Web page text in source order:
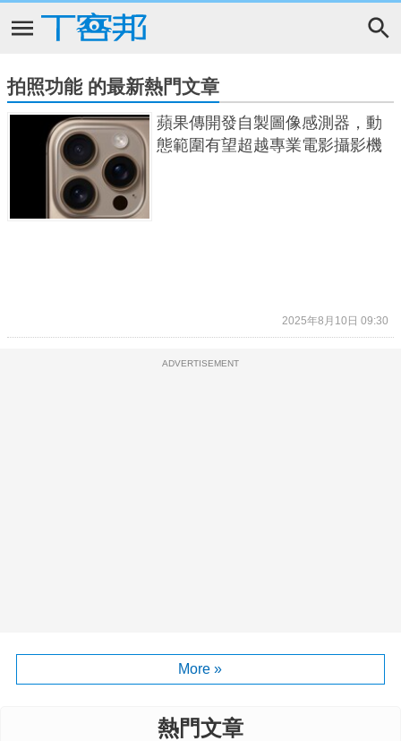
拍照功能 的最新熱門文章
蘋果傳開發自製圖像感測器，動
態範圍有望超越專業電影攝影機
2025年8月10日 09:30
ADVERTISEMENT
More »
熱門文章